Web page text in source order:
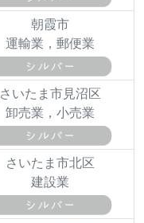
朝霞市
運輸業，郵便業
さいたま市見沼区
卸売業，小売業
さいたま市北区
建設業